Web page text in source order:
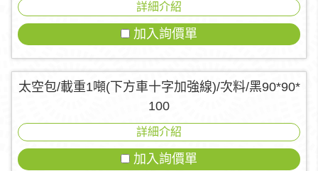
詳細介紹
加入詢價單
太空包/載重1噸(下方車十字加強線)/次料/黑90*90*
100
詳細介紹
加入詢價單